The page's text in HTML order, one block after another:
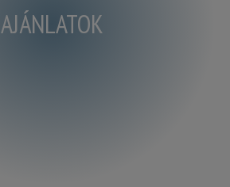
AJÁNLATOK